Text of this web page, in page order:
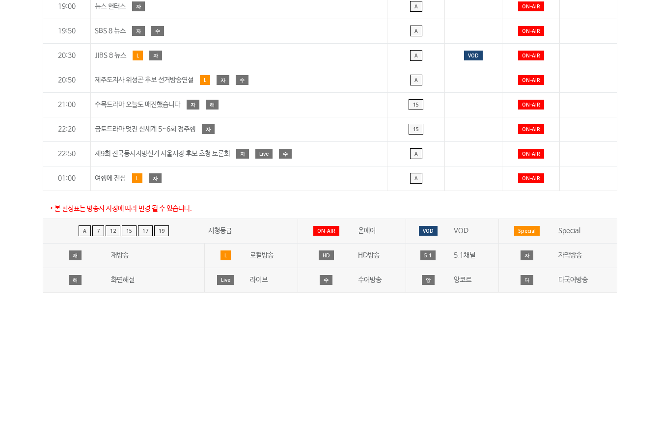
19:00 뉴스 헌터스 자 A ON-AIR
19:50 SBS 8 뉴스 자 수 A ON-AIR
20:30 JIBS 8 뉴스 L 자 A VOD ON-AIR
20:50 제주도지사 위성곤 후보 선거방송연설 L 자 수 A ON-AIR
21:00 수목드라마 오늘도 매진했습니다 자 해 15 ON-AIR
22:20 금토드라마 멋진 신세계 5~6회 정주행 자 15 ON-AIR
22:50 제9회 전국동시지방선거 서울시장 후보 초청 토론회 자 Live 수 A ON-AIR
01:00 여행에 진심 L 자 A ON-AIR
* 본 편성표는 방송사 사정에 따라 변경 될 수 있습니다.
A 7 12 15 17 19 시청등급 ON-AIR 온에어 VOD VOD Special Special
재 재방송 L 로컬방송 HD HD방송 5.1 5.1채널 자 자막방송
해 화면해설 Live 라이브 수 수어방송 앙 앙코르 다 다국어방송